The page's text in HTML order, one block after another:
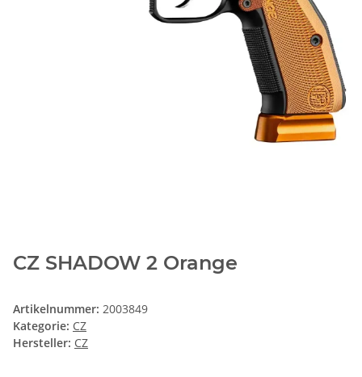
CZ SHADOW 2 Orange
Artikelnummer: 2003849
Kategorie: CZ
Hersteller: CZ